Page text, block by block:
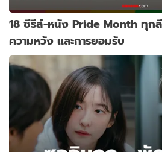
18 ซีรีส์-หนัง Pride Month ทุก
ความหวัง และการยอมรับ